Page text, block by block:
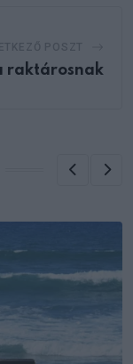
raktárosnak